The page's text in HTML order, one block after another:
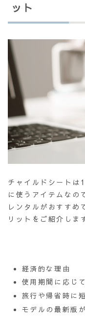
ット
チャイルドシートは
に使うアイテムなの
レンタルがおすすめ
リットをご紹介しま
経済的な理由
使用期間に応じ
旅行や帰省時に
モデルの最新版